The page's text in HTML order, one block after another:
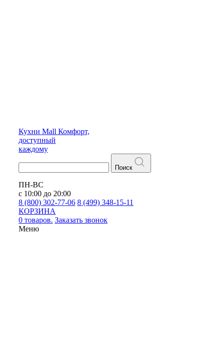
Кухни Mall Комфорт,
доступный
каждому
Поиск
ПН-ВС
с 10:00 до 20:00
8 (800) 302-77-06 8 (499) 348-15-11
КОРЗИНА
0 товаров. Заказать звонок
Меню